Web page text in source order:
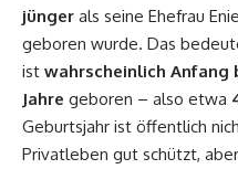
jünger als seine Ehefrau
geboren wurde. Das
ist wahrscheinlich Anfang
Jahre geboren – also etwa
Geburtsjahr ist öffentlich
Privatleben gut schützt,